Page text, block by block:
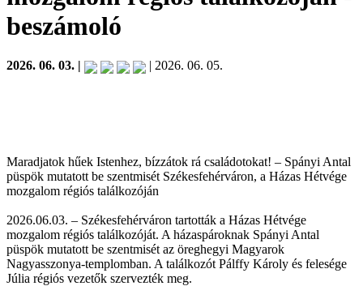
beszámoló
2026. 06. 03. | | 2026. 06. 05.
Maradjatok hűek Istenhez, bízzátok rá családotokat! – Spányi Antal
püspök mutatott be szentmisét Székesfehérváron, a Házas Hétvége
mozgalom régiós találkozóján
2026.06.03. – Székesfehérváron tartották a Házas Hétvége
mozgalom régiós találkozóját. A házaspároknak Spányi Antal
püspök mutatott be szentmisét az öreghegyi Magyarok
Nagyasszonya-templomban. A találkozót Pálffy Károly és felesége
Júlia régiós vezetők szervezték meg.